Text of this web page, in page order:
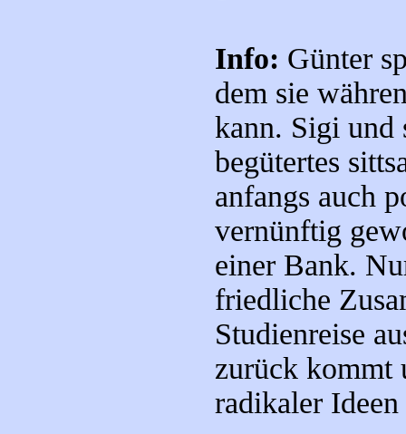
Info: Günter
dem sie
kann. Sigi und
begütertes
anfangs auch
vernünftig
einer Bank.
friedliche
Studienreise
zurück kommt
radikaler